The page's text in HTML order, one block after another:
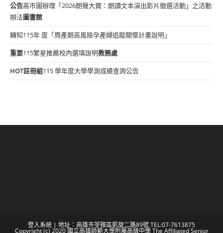
公告高市圖辦理「2026朗聲大賞：朗讀文本演出影片徵選活動」之活動
辦法圖書館
轉知115年 度「周產期高風險孕產婦追蹤關懷計畫說明」
重要115繁星推薦校內選填說明教務處
HOT註冊組115 學年度大學學測成績查詢公告
登入系統 | 地址：高雄市苓雅區凱旋二路89號 TEL:07-7613875
Copyright (c) 2020 國立高雄師範大學附屬高級中學 The Affiliated Senior